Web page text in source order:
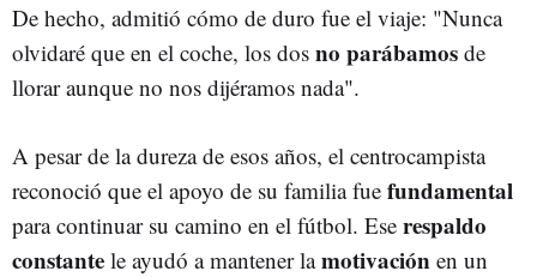
De hecho, admitió cómo de duro fue el viaje: "Nunca
olvidaré que en el coche, los dos no parábamos de
llorar aunque no nos dijéramos nada".
A pesar de la dureza de esos años, el centrocampista
reconoció que el apoyo de su familia fue fundamental
para continuar su camino en el fútbol. Ese respaldo
constante le ayudó a mantener lamotivación en un